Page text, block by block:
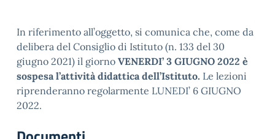
In riferimento all’oggetto, si comunica che, come da
delibera del Consiglio di Istituto (n. 133 del 30
giugno 2021) il giorno VENERDI’ 3 GIUGNO 2022 è
sospesa l’attività didattica dell’Istituto. Le lezioni
riprenderanno regolarmente LUNEDI’ 6 GIUGNO
2022.